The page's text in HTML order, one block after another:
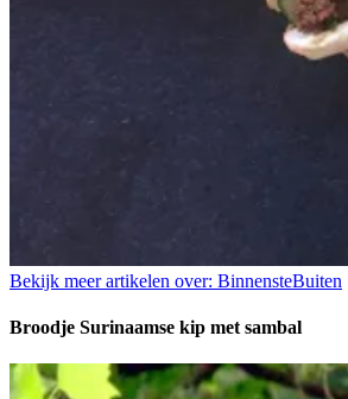
Bekijk meer artikelen over: BinnensteBuiten
Broodje Surinaamse kip met sambal